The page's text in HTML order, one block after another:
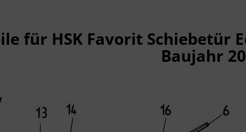
für HSK Favorit Schiebetür
Baujahr